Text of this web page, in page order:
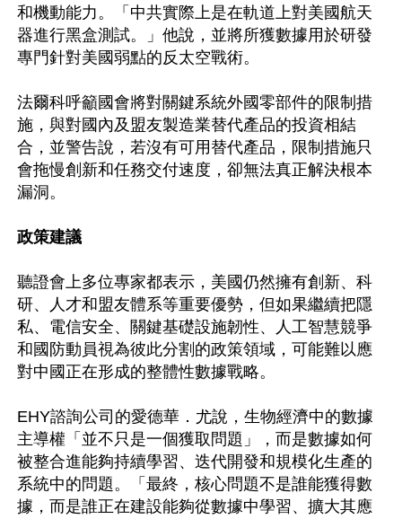
和機動能力。「中共實際上是在軌道上對美國航天
器進行黑盒測試。」他說，並將所獲數據用於研發
專門針對美國弱點的反太空戰術。
法爾科呼籲國會將對關鍵系統外國零部件的限制措
施，與對國內及盟友製造業替代產品的投資相結
合，並警告說，若沒有可用替代產品，限制措施只
會拖慢創新和任務交付速度，卻無法真正解決根本
漏洞。
政策建議
聽證會上多位專家都表示，美國仍然擁有創新、科
研、人才和盟友體系等重要優勢，但如果繼續把隱
私、電信安全、關鍵基礎設施韌性、人工智慧競爭
和國防動員視為彼此分割的政策領域，可能難以應
對中國正在形成的整體性數據戰略。
EHY諮詢公司的愛德華．尤說，生物經濟中的數據
主導權「並不只是一個獲取問題」，而是數據如何
被整合進能夠持續學習、迭代開發和規模化生產的
系統中的問題。「最終，核心問題不是誰能獲得數
據，而是誰正在建設能夠從數據中學習、擴大其應